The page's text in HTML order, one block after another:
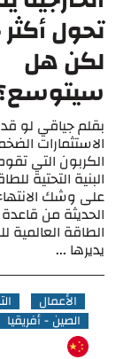
تحول
لكن هل
بقلم جياقي لو
الاستثمارات
الكربون التي
البنية التحتية
على وشك
الحديثة من
الطاقة العالمية
يديرها ...
الأعمال
الصين - أفريقيا